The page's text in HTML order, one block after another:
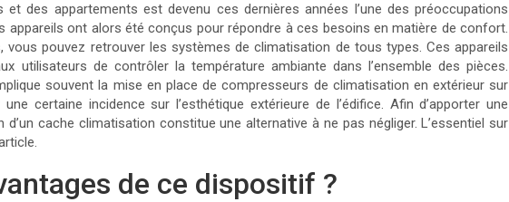
des appartements est devenu ces dernières années l’une des préoccupations
appareils ont alors été conçus pour répondre à ces besoins en matière de confort.
vous pouvez retrouver les systèmes de climatisation de tous types. Ces appareils
utilisateurs de contrôler la température ambiante dans l’ensemble des pièces.
souvent la mise en place de compresseurs de climatisation en extérieur sur
certaine incidence sur l’esthétique extérieure de l’édifice. Afin d’apporter une
d’un cache climatisation constitue une alternative à ne pas négliger. L’essentiel sur
de ce dispositif ?